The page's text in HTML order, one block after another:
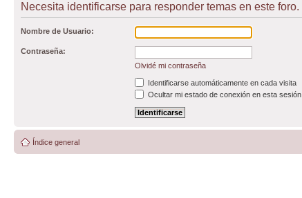
Necesita identificarse para responder temas en este foro.
Nombre de Usuario:
Contraseña:
Olvidé mi contraseña
Identificarse automáticamente en cada visita
Ocultar mi estado de conexión en esta sesión
Índice general